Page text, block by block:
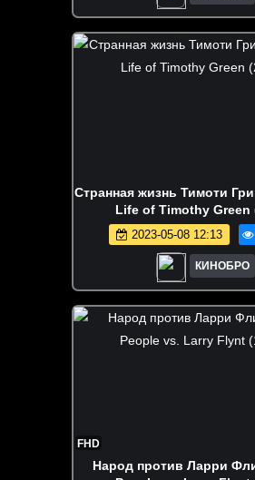
Странная жизнь Тимоти
Life of Timothy Green
2023-05-08 12:13
КИНОБРО
FHD
Народ против Ларри